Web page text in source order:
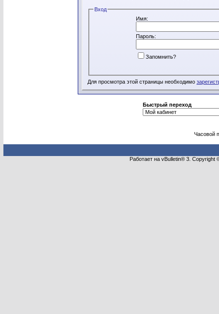
Вход
Имя:
Пароль:
Запомнить?
Для просмотра этой страницы необходимо
Быстрый переход
Часовой
Работает на vBulletin® 3.